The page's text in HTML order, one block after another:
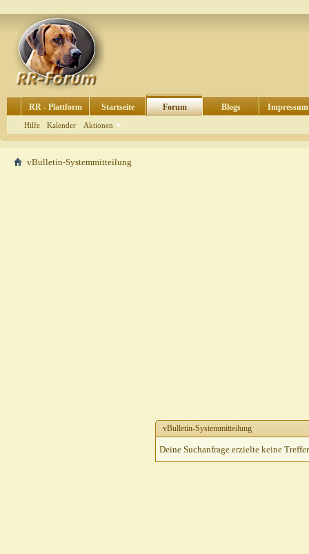
RR - Plattform Startseite Forum
Hilfe Kalender Aktionen
Blogs Impressum
vBulletin-Systemmitteilung
vBulletin-Systemmitteilung
Deine Suchanfrage erzielte keine